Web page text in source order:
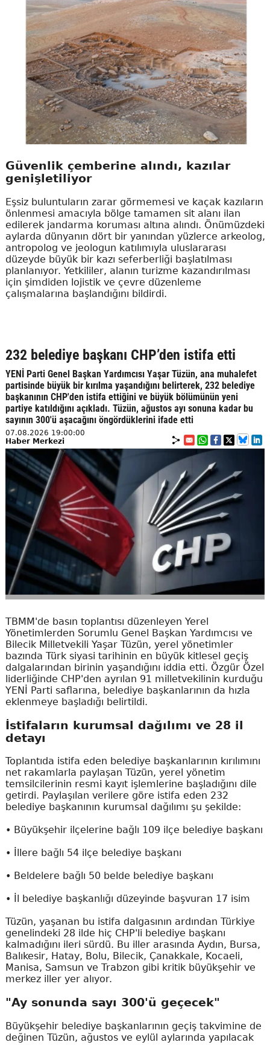
Güvenlik çemberine alındı, kazılar
genişletiliyor
Eşsiz buluntuların zarar görmemesi ve kaçak kazıların
önlenmesi amacıyla bölge tamamen sit alanı ilan
edilerek jandarma koruması altına alındı. Önümüzdeki
aylarda dünyanın dört bir yanından yüzlerce arkeolog,
antropolog ve jeologun katılımıyla uluslararası
düzeyde büyük bir kazı seferberliği başlatılması
planlanıyor. Yetkililer, alanın turizme kazandırılması
için şimdiden lojistik ve çevre düzenleme
çalışmalarına başlandığını bildirdi.
232 belediye başkanı CHP’den istifa etti
YENİ Parti Genel Başkan Yardımcısı Yaşar Tüzün, ana muhalefet
partisinde büyük bir kırılma yaşandığını belirterek, 232 belediye
başkanının CHP'den istifa ettiğini ve büyük bölümünün yeni
partiye katıldığını açıkladı. Tüzün, ağustos ayı sonuna kadar bu
sayının 300'ü aşacağını öngördüklerini ifade etti
07.08.2026 19:00:00
Haber Merkezi
TBMM'de basın toplantısı düzenleyen Yerel
Yönetimlerden Sorumlu Genel Başkan Yardımcısı ve
Bilecik Milletvekili Yaşar Tüzün, yerel yönetimler
bazında Türk siyasi tarihinin en büyük kitlesel geçiş
dalgalarından birinin yaşandığını iddia etti. Özgür Özel
liderliğinde CHP'den ayrılan 91 milletvekilinin kurduğu
YENİ Parti saflarına, belediye başkanlarının da hızla
eklenmeye başladığı belirtildi.
İstifaların kurumsal dağılımı ve 28 il
detayı
Toplantıda istifa eden belediye başkanlarının kırılımını
net rakamlarla paylaşan Tüzün, yerel yönetim
temsilcilerinin resmi kayıt işlemlerine başladığını dile
getirdi. Paylaşılan verilere göre istifa eden 232
belediye başkanının kurumsal dağılımı şu şekilde:
• Büyükşehir ilçelerine bağlı 109 ilçe belediye başkanı
• İllere bağlı 54 ilçe belediye başkanı
• Beldelere bağlı 50 belde belediye başkanı
• İl belediye başkanlığı düzeyinde başvuran 17 isim
Tüzün, yaşanan bu istifa dalgasının ardından Türkiye
genelindeki 28 ilde hiç CHP'li belediye başkanı
kalmadığını ileri sürdü. Bu iller arasında Aydın, Bursa,
Balıkesir, Hatay, Bolu, Bilecik, Çanakkale, Kocaeli,
Manisa, Samsun ve Trabzon gibi kritik büyükşehir ve
merkez iller yer alıyor.
"Ay sonunda sayı 300'ü geçecek"
Büyükşehir belediye başkanlarının geçiş takvimine de
değinen Tüzün, ağustos ve eylül aylarında yapılacak